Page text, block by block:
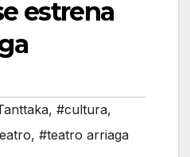
estrena
, #cultura,
, #teatro arriaga